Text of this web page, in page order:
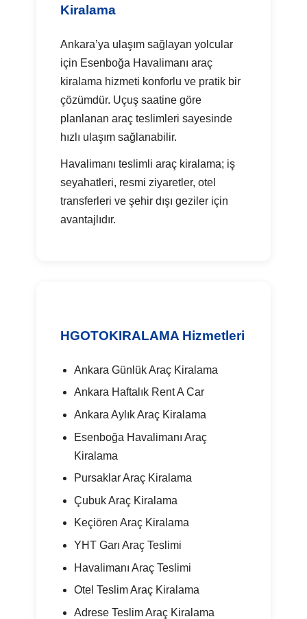
Kiralama
Ankara’ya ulaşım sağlayan yolcular
için Esenboğa Havalimanı araç
kiralama hizmeti konforlu ve pratik bir
çözümdür. Uçuş saatine göre
planlanan araç teslimleri sayesinde
hızlı ulaşım sağlanabilir.
Havalimanı teslimli araç kiralama; iş
seyahatleri, resmi ziyaretler, otel
transferleri ve şehir dışı geziler için
avantajlıdır.
HGOTOKIRALAMA Hizmetleri
Ankara Günlük Araç Kiralama
Ankara Haftalık Rent A Car
Ankara Aylık Araç Kiralama
Esenboğa Havalimanı Araç
Kiralama
Pursaklar Araç Kiralama
Çubuk Araç Kiralama
Keçiören Araç Kiralama
YHT Garı Araç Teslimi
Havalimanı Araç Teslimi
Otel Teslim Araç Kiralama
Adrese Teslim Araç Kiralama